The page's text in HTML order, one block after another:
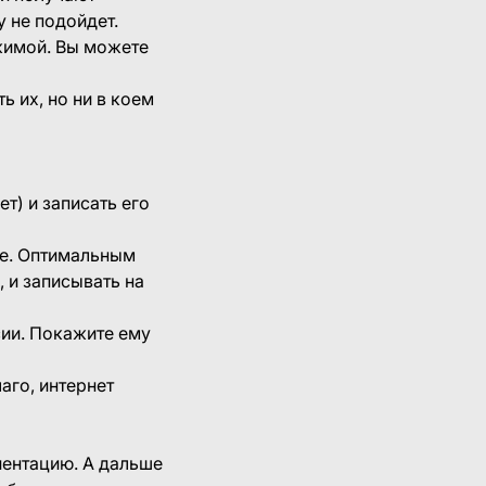
не подойдет.
Вы можете
их, но ни в коем
и записать его
Оптимальным
записывать на
Покажите ему
интернет
А дальше